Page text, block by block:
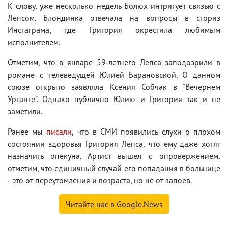
К слову, уже несколько недель Болюх интригует связью с
Лепсом. Блондинка отвечала на вопросы в сториз
Инстаграма, где Григория окрестила любимым
исполнителем.
Отметим, что в январе 59-летнего Лепса заподозрили в
романе с телеведущей Юлией Барановской. О данном
союзе открыто заявляла Ксения Собчак в "Вечернем
Урганте". Однако публично Юлию и Григория так и не
заметили.
Ранее мы писали, что в СМИ появились слухи о плохом
состоянии здоровья Григория Лепса, что ему даже хотят
назначить опекуна. Артист вышел с опровержением,
отметим, что единичный случай его попадания в больнице
- это от переутомления и возраста, но не от запоев.
Читайте нас в Google.News